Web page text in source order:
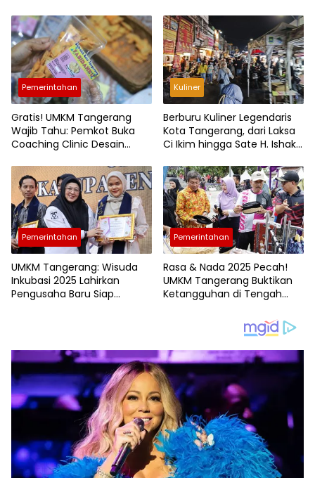
You Can Eat Cuma Rp130
Ribu
Persen Daging Ayam
Pemerintahan
Gratis! UMKM Tangerang
Wajib Tahu: Pemkot Buka
Coaching Clinic Desain
dan Cara Daftarnya
Kuliner
Berburu Kuliner Legendaris
Kota Tangerang, dari Laksa
Ci Ikim hingga Sate H. Ishak
Tahun
Pemerintahan
UMKM Tangerang: Wisuda
Inkubasi 2025 Lahirkan
Pengusaha Baru Siap
Pemerintahan
Rasa & Nada 2025 Pecah!
UMKM Tangerang Buktikan
Ketangguhan di Tengah